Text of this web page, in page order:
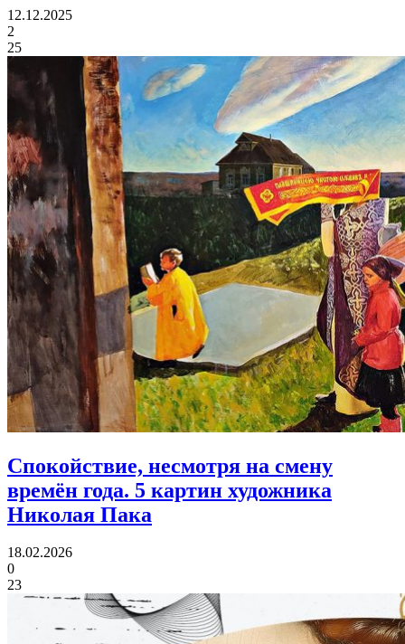
12.12.2025
2
25
Спокойствие, несмотря на смену
времён года. 5 картин художника
Николая Пака
18.02.2026
0
23